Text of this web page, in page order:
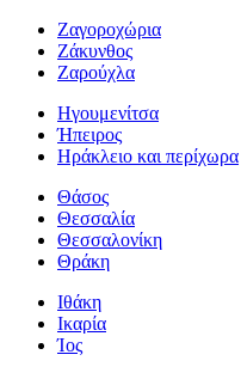
Ζαγοροχώρια
Ζάκυνθος
Ζαρούχλα
Ηγουμενίτσα
Ήπειρος
Ηράκλειο και περίχωρα
Θάσος
Θεσσαλία
Θεσσαλονίκη
Θράκη
Ιθάκη
Ικαρία
Ίος